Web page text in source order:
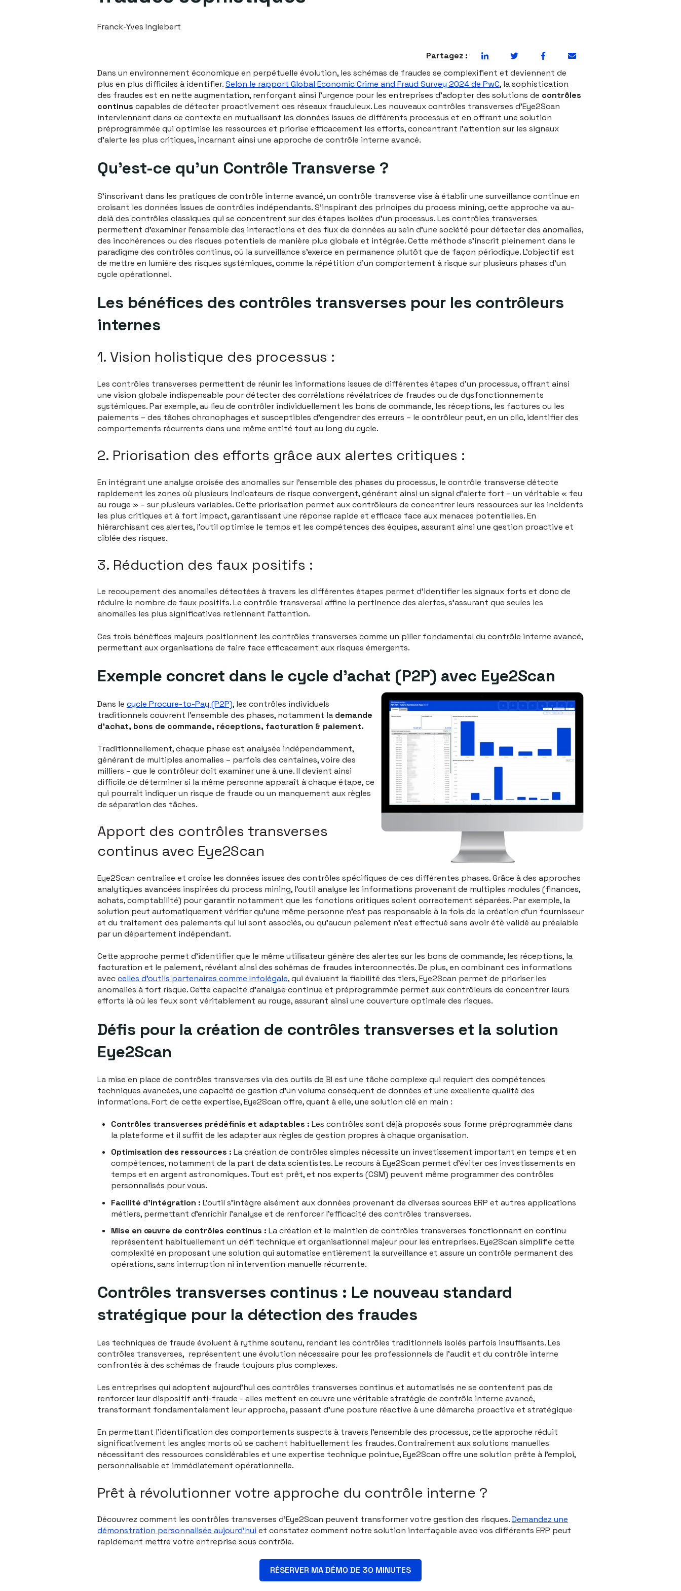
Franck-Yves Inglebert
Partagez :
Dans un environnement économique en perpétuelle évolution, les schémas de fraudes se complexifient et deviennent de
plus en plus difficiles à identifier.Selon le rapport Global Economic Crime and Fraud Survey 2024 de PwC, la sophistication
des fraudes est en nette augmentation, renforçant ainsi l'urgence pour les entreprises d'adopter des solutions de contrôles
continus capables de détecter proactivement ces réseaux frauduleux. Les nouveaux contrôles transverses d'Eye2Scan
interviennent dans ce contexte en mutualisant les données issues de différents processus et en offrant une solution
préprogrammée qui optimise les ressources et priorise efficacement les efforts, concentrant l'attention sur les signaux
d'alerte les plus critiques, incarnant ainsi une approche de contrôle interne avancé.
Qu’est-ce qu’un Contrôle Transverse ?
S'inscrivant dans les pratiques de contrôle interne avancé, un contrôle transverse vise à établir une surveillance continue en
croisant les données issues de contrôles indépendants. S'inspirant des principes du process mining, cette approche va au-
delà des contrôles classiques qui se concentrent sur des étapes isolées d'un processus. Les contrôles transverses
permettent d'examiner l'ensemble des interactions et des flux de données au sein d'une société pour détecter des anomalies,
des incohérences ou des risques potentiels de manière plus globale et intégrée. Cette méthode s'inscrit pleinement dans le
paradigme des contrôles continus, où la surveillance s'exerce en permanence plutôt que de façon périodique. L'objectif est
de mettre en lumière des risques systémiques, comme la répétition d'un comportement à risque sur plusieurs phases d'un
cycle opérationnel.
Les bénéfices des contrôles transverses pour les contrôleurs
internes
1. Vision holistique des processus :
Les contrôles transverses permettent de réunir les informations issues de différentes étapes d’un processus, offrant ainsi
une vision globale indispensable pour détecter des corrélations révélatrices de fraudes ou de dysfonctionnements
systémiques. Par exemple, au lieu de contrôler individuellement les bons de commande, les réceptions, les factures ou les
paiements – des tâches chronophages et susceptibles d’engendrer des erreurs – le contrôleur peut, en un clic, identifier des
comportements récurrents dans une même entité tout au long du cycle.
2. Priorisation des efforts grâce aux alertes critiques :
En intégrant une analyse croisée des anomalies sur l’ensemble des phases du processus, le contrôle transverse détecte
rapidement les zones où plusieurs indicateurs de risque convergent, générant ainsi un signal d’alerte fort – un véritable « feu
au rouge » – sur plusieurs variables. Cette priorisation permet aux contrôleurs de concentrer leurs ressources sur les incidents
les plus critiques et à fort impact, garantissant une réponse rapide et efficace face aux menaces potentielles. En
hiérarchisant ces alertes, l’outil optimise le temps et les compétences des équipes, assurant ainsi une gestion proactive et
ciblée des risques.
3. Réduction des faux positifs :
Le recoupement des anomalies détectées à travers les différentes étapes permet d’identifier les signaux forts et donc de
réduire le nombre de faux positifs. Le contrôle transversal affine la pertinence des alertes, s’assurant que seules les
anomalies les plus significatives retiennent l’attention.
Ces trois bénéfices majeurs positionnent les contrôles transverses comme un pilier fondamental du contrôle interne avancé,
permettant aux organisations de faire face efficacement aux risques émergents.
Exemple concret dans le cycle d’achat (P2P) avec Eye2Scan
Dans le cycle Procure-to-Pay (P2P), les contrôles individuels
traditionnels couvrent l’ensemble des phases, notamment la demande
d'achat, bons de commande, réceptions, facturation & paiement.
Traditionnellement, chaque phase est analysée indépendamment,
générant de multiples anomalies – parfois des centaines, voire des
milliers – que le contrôleur doit examiner une à une. Il devient ainsi
difficile de déterminer si la même personne apparaît à chaque étape, ce
qui pourrait indiquer un risque de fraude ou un manquement aux règles
de séparation des tâches.
Apport des contrôles transverses
continus avec Eye2Scan
Eye2Scan centralise et croise les données issues des contrôles spécifiques de ces différentes phases. Grâce à des approches
analytiques avancées inspirées du process mining, l'outil analyse les informations provenant de multiples modules (finances,
achats, comptabilité) pour garantir notamment que les fonctions critiques soient correctement séparées. Par exemple, la
solution peut automatiquement vérifier qu'une même personne n'est pas responsable à la fois de la création d'un fournisseur
et du traitement des paiements qui lui sont associés, ou qu'aucun paiement n'est effectué sans avoir été validé au préalable
par un département indépendant.
Cette approche permet d'identifier que le même utilisateur génère des alertes sur les bons de commande, les réceptions, la
facturation et le paiement, révélant ainsi des schémas de fraudes interconnectés. De plus, en combinant ces informations
aveccelles d'outils partenaires comme Infolégale, qui évaluent la fiabilité des tiers, Eye2Scan permet de prioriser les
anomalies à fort risque. Cette capacité d'analyse continue et préprogrammée permet aux contrôleurs de concentrer leurs
efforts là où les feux sont véritablement au rouge, assurant ainsi une couverture optimale des risques.
Défis pour la création de contrôles transverses et la solution
Eye2Scan
La mise en place de contrôles transverses via des outils de BI est une tâche complexe qui requiert des compétences
techniques avancées, une capacité de gestion d’un volume conséquent de données et une excellente qualité des
informations. Fort de cette expertise, Eye2Scan offre, quant à elle, une solution clé en main :
Contrôles transverses prédéfinis et adaptables : Les contrôles sont déjà proposés sous forme préprogrammée dans
la plateforme et il suffit de les adapter aux règles de gestion propres à chaque organisation.
Optimisation des ressources : La création de contrôles simples nécessite un investissement important en temps et en
compétences, notamment de la part de data scientistes. Le recours à Eye2Scan permet d’éviter ces investissements en
temps et en argent astronomiques. Tout est prêt, et nos experts (CSM) peuvent même programmer des contrôles
personnalisés pour vous.
Facilité d’intégration : L’outil s’intègre aisément aux données provenant de diverses sources ERP et autres applications
métiers, permettant d’enrichir l’analyse et de renforcer l’efficacité des contrôles transverses.
Mise en œuvre de contrôles continus : La création et le maintien de contrôles transverses fonctionnant en continu
représentent habituellement un défi technique et organisationnel majeur pour les entreprises. Eye2Scan simplifie cette
complexité en proposant une solution qui automatise entièrement la surveillance et assure un contrôle permanent des
opérations, sans interruption ni intervention manuelle récurrente.
Contrôles transverses continus : Le nouveau standard
stratégique pour la détection des fraudes
Les techniques de fraude évoluent à rythme soutenu, rendant les contrôles traditionnels isolés parfois insuffisants. Les
contrôles transverses, représentent une évolution nécessaire pour les professionnels de l'audit et du contrôle interne
confrontés à des schémas de fraude toujours plus complexes.
Les entreprises qui adoptent aujourd'hui ces contrôles transverses continus et automatisés ne se contentent pas de
renforcer leur dispositif anti-fraude - elles mettent en œuvre une véritable stratégie de contrôle interne avancé,
transformant fondamentalement leur approche, passant d'une posture réactive à une démarche proactive et stratégique
En permettant l'identification des comportements suspects à travers l'ensemble des processus, cette approche réduit
significativement les angles morts où se cachent habituellement les fraudes. Contrairement aux solutions manuelles
nécessitant des ressources considérables et une expertise technique pointue, Eye2Scan offre une solution prête à l'emploi,
personnalisable et immédiatement opérationnelle.
Prêt à révolutionner votre approche du contrôle interne ?
Découvrez comment les contrôles transverses d'Eye2Scan peuvent transformer votre gestion des risques.Demandez une
démonstration personnalisée aujourd'hui et constatez comment notre solution interfaçable avec vos différents ERP peut
rapidement mettre votre entreprise sous contrôle.
RÉSERVER MA DÉMO DE 30 MINUTES